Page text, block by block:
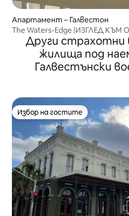
Апартамент – Галвестон
The Waters-Edge |ИЗГЛЕД КЪМ
пеша| БАСЕЙН
Други страхотни
жилища под
Галвестънски
Избор на гостите
Избор на гостите